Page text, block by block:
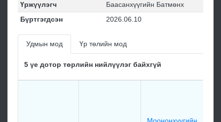
Үржүүлэгч
Баасанхүүгийн Батмөнх
Бүртгэгдсэн
2026.06.10
Удмын мод Үр төлийн мод
5 үе дотор төрлийн нийлүүлэг байхгүй